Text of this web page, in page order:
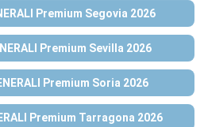
Premium Segovia 2026
Premium Sevilla 2026
Premium Soria 2026
Premium Tarragona 2026